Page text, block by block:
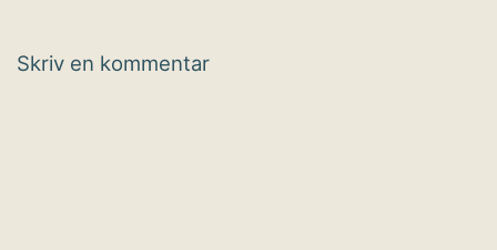
Skriv en kommentar